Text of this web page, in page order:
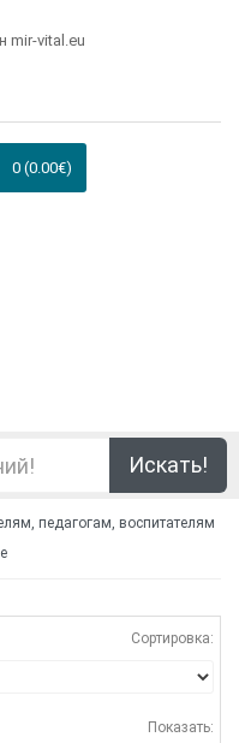
0 (0.00€)
Искать!
педагогам, воспитателям
Сортировка:
Показать: